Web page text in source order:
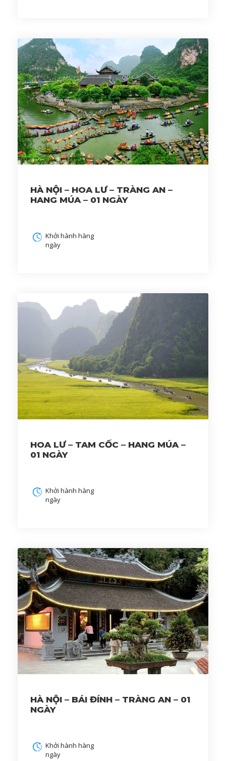
HÀ NỘI – HOA LƯ – TRÀNG AN –
HANG MÚA – 01 NGÀY
Khởi hành hàng
ngày
HOA LƯ – TAM CỐC – HANG MÚA –
01 NGÀY
Khởi hành hàng
ngày
HÀ NỘI – BÁI ĐÍNH – TRÀNG AN – 01
NGÀY
Khởi hành hàng
ngày